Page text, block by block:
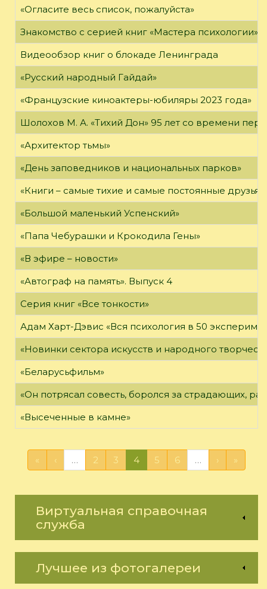
«Огласите весь список, пожалуйста»
Знакомство с серией книг «Мастера психологии»
Видеообзор книг о блокаде Ленинграда
«Русский народный Гайдай»
«Французские киноактеры-юбиляры 2023 года»
Шолохов М. А. «Тихий Дон» 95 лет со времени
«Архитектор тьмы»
«День заповедников и национальных парков»
«Книги – самые тихие и самые постоянные
«Большой маленький Успенский»
«Папа Чебурашки и Крокодила Гены»
«В эфире – новости»
«Автограф на память». Выпуск 4
Серия книг «Все тонкости»
Адам Харт-Дэвис «Вся психология в 50
«Новинки сектора искусств и народного
«Беларусьфильм»
«Он потрясал совесть, боролся за страдающих,
«Высеченные в камне»
« ‹ … 2 3 4 5 6 … › »
Виртуальная справочная
служба
Лучшее из фотогалереи